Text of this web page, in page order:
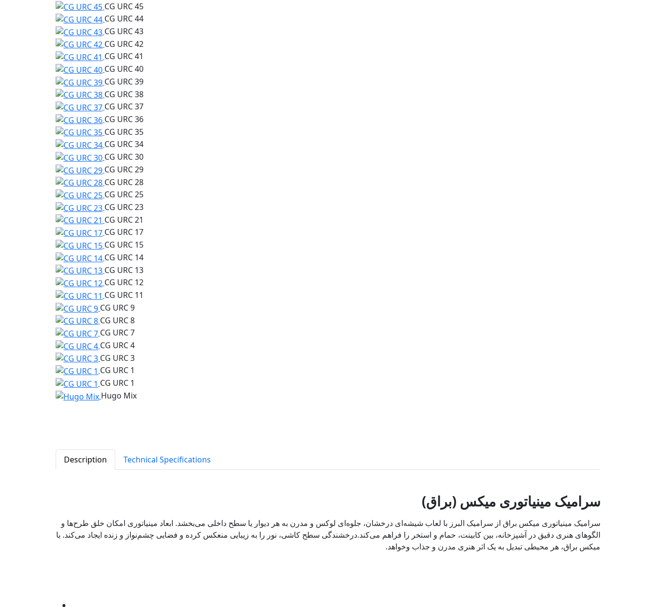
CG URC 45
CG URC 44
CG URC 43
CG URC 42
CG URC 41
CG URC 40
CG URC 39
CG URC 38
CG URC 37
CG URC 36
CG URC 35
CG URC 34
CG URC 30
CG URC 29
CG URC 28
CG URC 25
CG URC 23
CG URC 21
CG URC 17
CG URC 15
CG URC 14
CG URC 13
CG URC 12
CG URC 11
CG URC 9
CG URC 8
CG URC 7
CG URC 4
CG URC 3
CG URC 1
CG URC 1
Hugo Mix
Description Technical Specifications
سرامیک مینیاتوری میکس (براق)
سرامیک مینیاتوری میکس براق از سرامیک البرز با لعاب شیشه‌ای درخشان، جلوه‌ای لوکس و مدرن به هر دیوار یا سطح داخلی می‌بخشد. ابعاد مینیاتوری امکان خلق طرح‌ها و
الگوهای هنری دقیق در آشپزخانه، بین کابینت، حمام و استخر را فراهم می‌کند.درخشندگی سطح کاشی، نور را به زیبایی منعکس کرده و فضایی چشم‌نواز و زنده ایجاد می‌کند. با
میکس براق، هر محیطی تبدیل به یک اثر هنری مدرن و جذاب وخواهد.